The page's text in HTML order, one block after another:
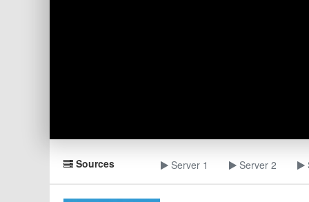
Sources Server 1 Server 2